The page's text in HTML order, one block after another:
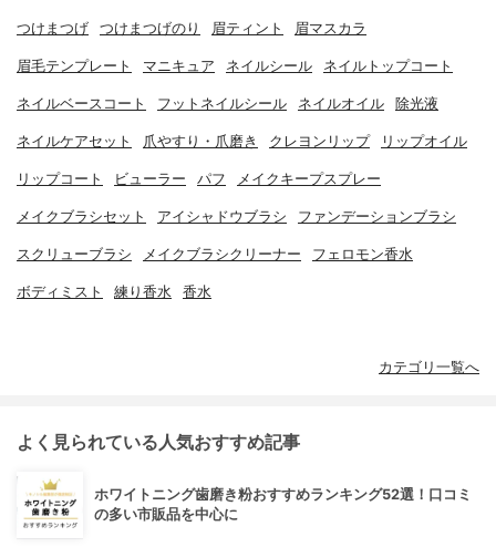
つけまつげ つけまつげのり 眉ティント 眉マスカラ
眉毛テンプレート マニキュア ネイルシール ネイルトップコート
ネイルベースコート フットネイルシール ネイルオイル 除光液
ネイルケアセット 爪やすり・爪磨き クレヨンリップ リップオイル
リップコート ビューラー パフ メイクキープスプレー
メイクブラシセット アイシャドウブラシ ファンデーションブラシ
スクリューブラシ メイクブラシクリーナー フェロモン香水
ボディミスト 練り香水 香水
カテゴリ一覧へ
よく見られている人気おすすめ記事
ホワイトニング歯磨き粉おすすめランキング52選！口コミ
の多い市販品を中心に